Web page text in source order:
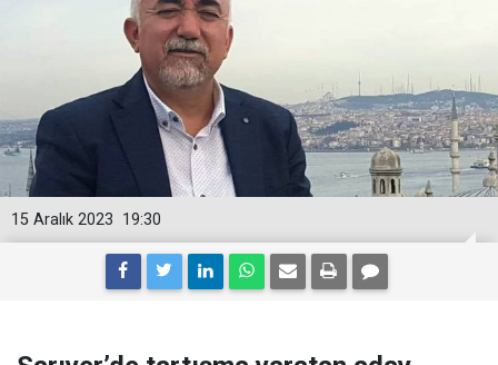
19:30
15 Aralık 2023